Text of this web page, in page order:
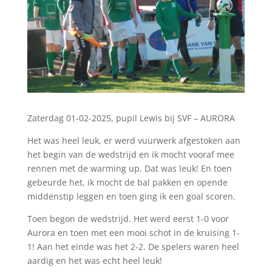
Zaterdag 01-02-2025, pupil Lewis bij SVF – AURORA
Het was heel leuk, er werd vuurwerk afgestoken aan
het begin van de wedstrijd en ik mocht vooraf mee
rennen met de warming up. Dat was leuk! En toen
gebeurde het, ik mocht de bal pakken en opende
middenstip leggen en toen ging ik een goal scoren.
Toen begon de wedstrijd. Het werd eerst 1-0 voor
Aurora en toen met een mooi schot in de kruising 1-
1! Aan het einde was het 2-2. De spelers waren heel
aardig en het was echt heel leuk!